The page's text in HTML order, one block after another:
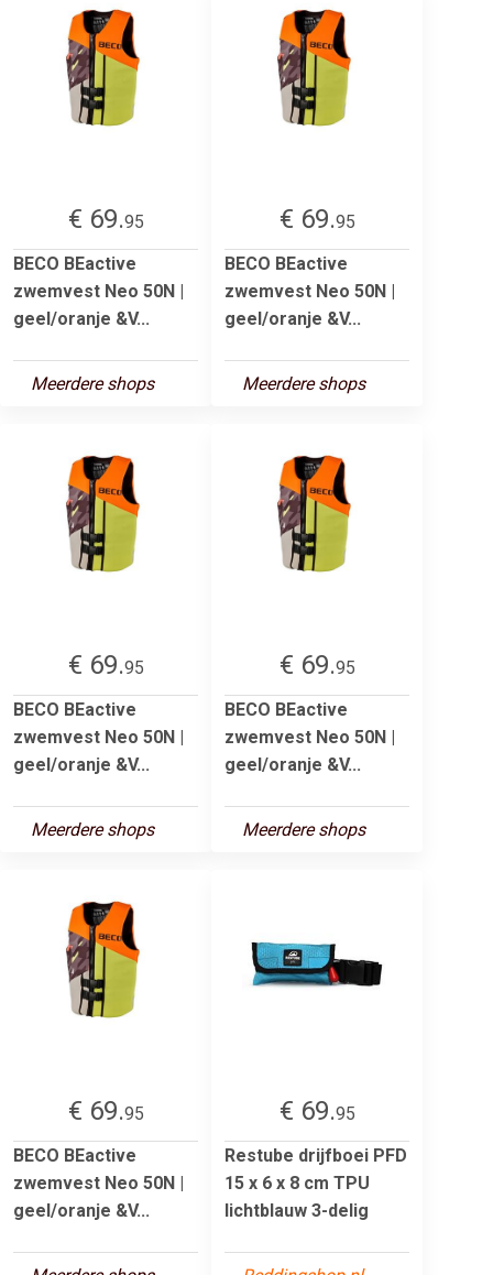
€ 69.95
BECO BEactive
zwemvest Neo 50N |
geel/oranje &V...
Meerdere shops
€ 69.95
BECO BEactive
zwemvest Neo 50N |
geel/oranje &V...
Meerdere shops
€ 69.95
BECO BEactive
zwemvest Neo 50N |
geel/oranje &V...
Meerdere shops
€ 69.95
BECO BEactive
zwemvest Neo 50N |
geel/oranje &V...
Meerdere shops
€ 69.95
BECO BEactive
zwemvest Neo 50N |
geel/oranje &V...
€ 69.95
Restube drijfboei PFD
15 x 6 x 8 cm TPU
lichtblauw 3-delig